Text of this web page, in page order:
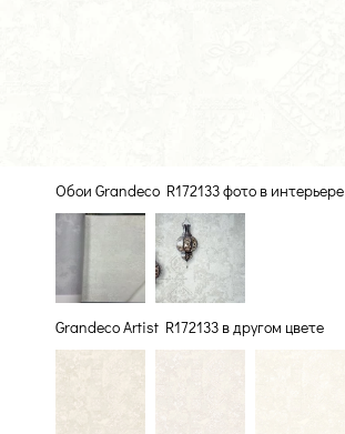
Обои Grandeco R172133 фото в интерьере
Grandeco Artist R172133 в другом цвете